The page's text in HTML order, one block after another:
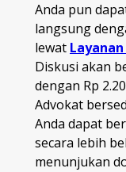
Anda pun
langsung
lewat
Diskusi akan
dengan Rp
Advokat
Anda dapat
secara lebih
menunjukan